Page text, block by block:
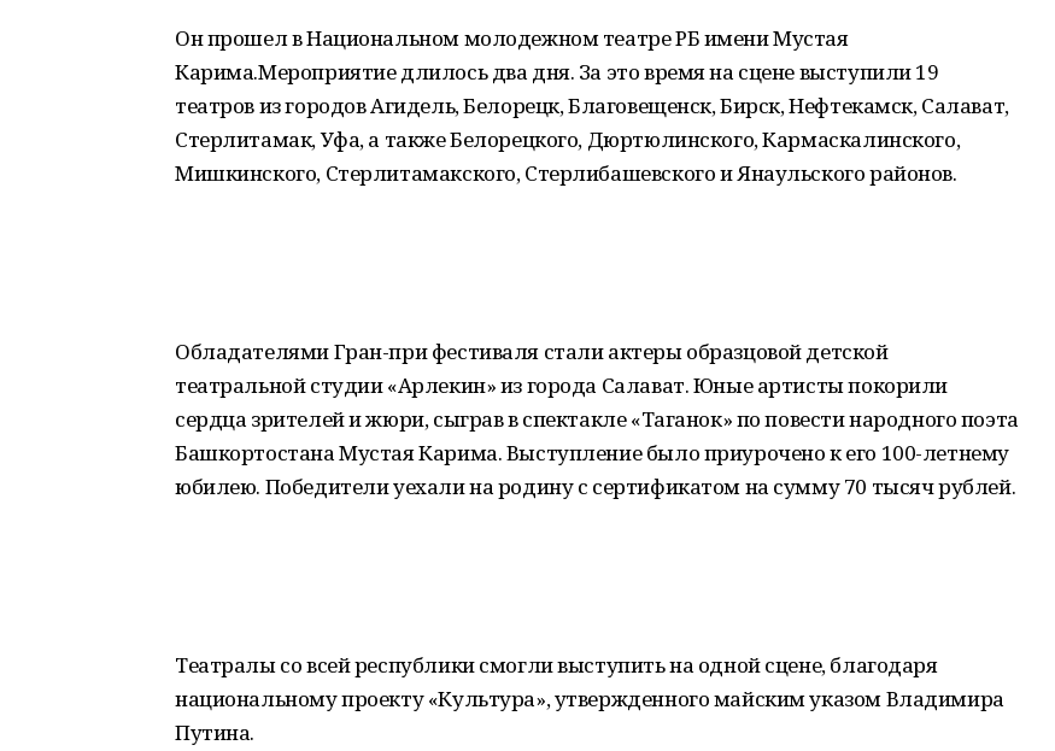
Он прошел в Национальном молодежном театре РБ имени Мустая
Карима.Мероприятие длилось два дня. За это время на сцене выступили 19
театров из городов Агидель, Белорецк, Благовещенск, Бирск, Нефтекамск, Салават,
Стерлитамак, Уфа, а также Белорецкого, Дюртюлинского, Кармаскалинского,
Мишкинского, Стерлитамакского, Стерлибашевского и Янаульского районов.
Обладателями Гран-при фестиваля стали актеры образцовой детской
театральной студии «Арлекин» из города Салават. Юные артисты покорили
сердца зрителей и жюри, сыграв в спектакле «Таганок» по повести народного поэта
Башкортостана Мустая Карима. Выступление было приурочено к его 100-летнему
юбилею. Победители уехали на родину с сертификатом на сумму 70 тысяч рублей.
Театралы со всей республики смогли выступить на одной сцене, благодаря
национальному проекту «Культура», утвержденного майским указом Владимира
Путина.